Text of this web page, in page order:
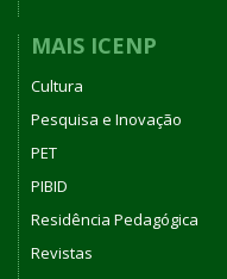
MAIS ICENP
Cultura
Pesquisa e Inovação
PET
PIBID
Residência Pedagógica
Revistas